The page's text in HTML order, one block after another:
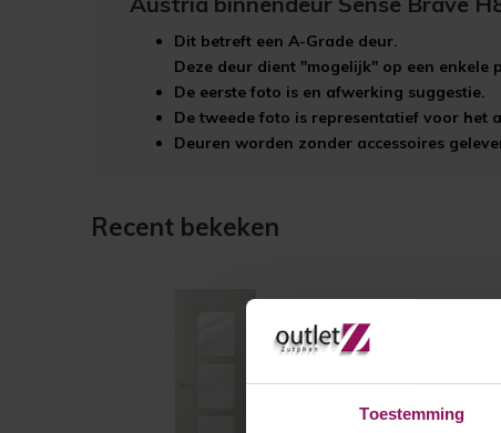
Toestemming
Dit betreft een A-Grade deur.
Deze deur dient "mogelijk" op een enkele
De eerste foto is en afwerking suggestie.
De tweede foto is representatief voor het
Deuren worden zonder accessoires
Recent bekeken